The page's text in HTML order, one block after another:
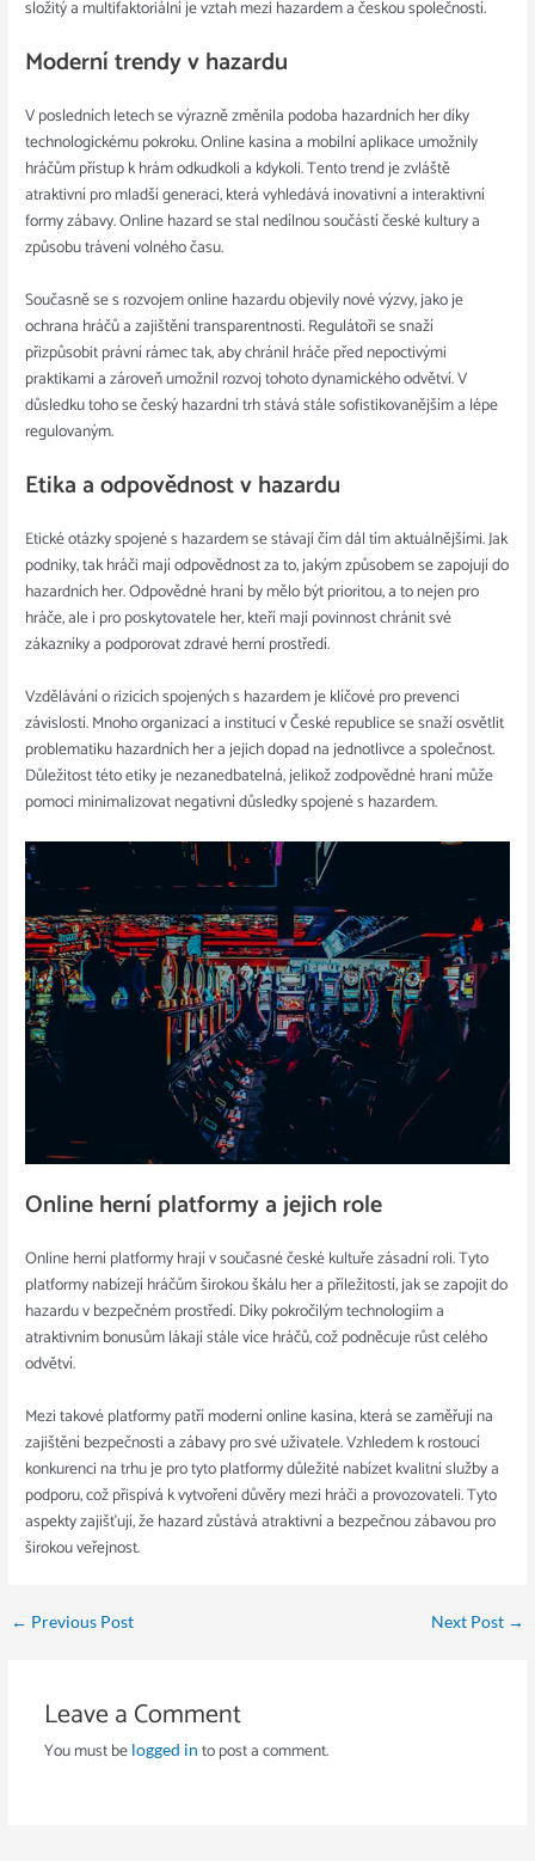
složitý a multifaktoriální je vztah mezi hazardem a českou společností.
Moderní trendy v hazardu
V posledních letech se výrazně změnila podoba hazardních her díky
technologickému pokroku. Online kasina a mobilní aplikace umožnily
hráčům přístup k hrám odkudkoli a kdykoli. Tento trend je zvláště
atraktivní pro mladší generaci, která vyhledává inovativní a interaktivní
formy zábavy. Online hazard se stal nedílnou součástí české kultury a
způsobu trávení volného času.
Současně se s rozvojem online hazardu objevily nové výzvy, jako je
ochrana hráčů a zajištění transparentnosti. Regulátoři se snaží
přizpůsobit právní rámec tak, aby chránil hráče před nepoctivými
praktikami a zároveň umožnil rozvoj tohoto dynamického odvětví. V
důsledku toho se český hazardní trh stává stále sofistikovanějším a lépe
regulovaným.
Etika a odpovědnost v hazardu
Etické otázky spojené s hazardem se stávají čím dál tím aktuálnějšími. Jak
podniky, tak hráči mají odpovědnost za to, jakým způsobem se zapojují do
hazardních her. Odpovědné hraní by mělo být prioritou, a to nejen pro
hráče, ale i pro poskytovatele her, kteří mají povinnost chránit své
zákazníky a podporovat zdravé herní prostředí.
Vzdělávání o rizicích spojených s hazardem je klíčové pro prevenci
závislostí. Mnoho organizací a institucí v České republice se snaží osvětlit
problematiku hazardních her a jejich dopad na jednotlivce a společnost.
Důležitost této etiky je nezanedbatelná, jelikož zodpovědné hraní může
pomoci minimalizovat negativní důsledky spojené s hazardem.
Online herní platformy a jejich role
Online herní platformy hrají v současné české kultuře zásadní roli. Tyto
platformy nabízejí hráčům širokou škálu her a příležitostí, jak se zapojit do
hazardu v bezpečném prostředí. Díky pokročilým technologiím a
atraktivním bonusům lákají stále více hráčů, což podněcuje růst celého
odvětví.
Mezi takové platformy patří moderní online kasina, která se zaměřují na
zajištění bezpečnosti a zábavy pro své uživatele. Vzhledem k rostoucí
konkurenci na trhu je pro tyto platformy důležité nabízet kvalitní služby a
podporu, což přispívá k vytvoření důvěry mezi hráči a provozovateli. Tyto
aspekty zajišťují, že hazard zůstává atraktivní a bezpečnou zábavou pro
širokou veřejnost.
← Previous Post Next Post →
Leave a Comment
You must be logged in to post a comment.